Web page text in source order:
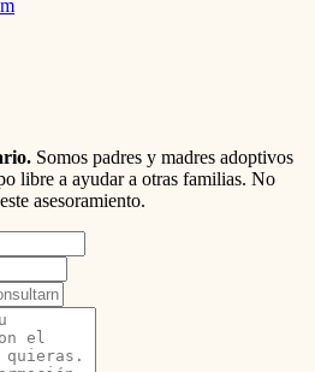
Somos padres y madres adoptivos
libre a ayudar a otras familias. No
asesoramiento.